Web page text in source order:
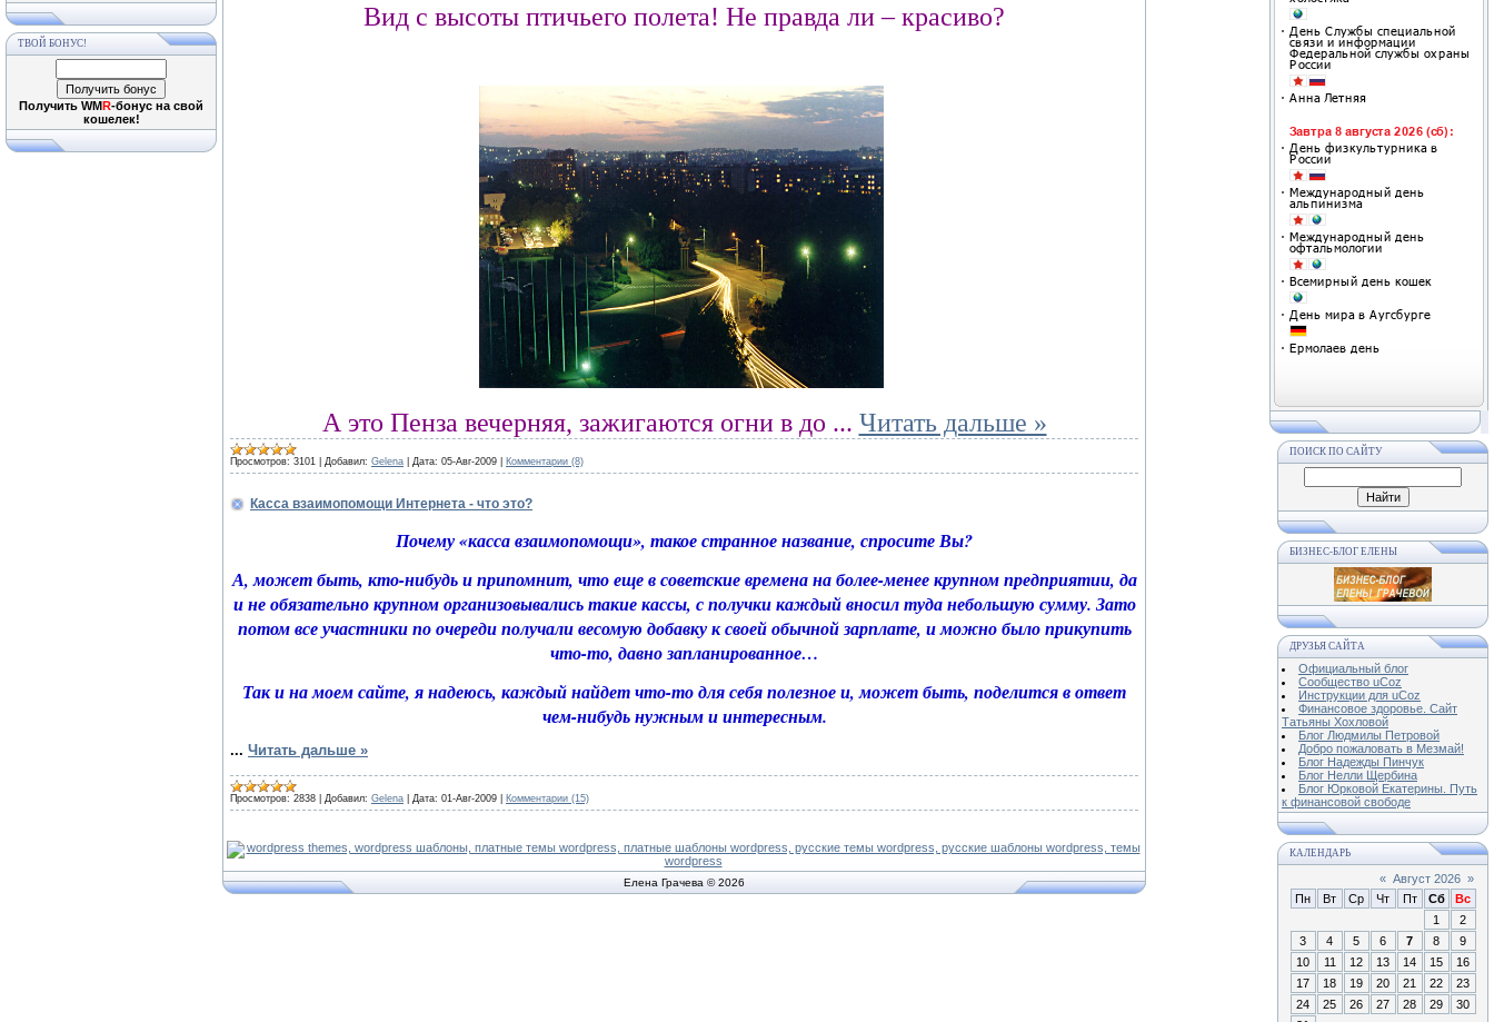
ТВОЙ БОНУС!
Получить WMR-бонус на свой
кошелек!
Вид с высоты птичьего полета! Не правда ли – красиво?
А это Пенза вечерняя, зажигаются огни в до ... Читать дальше »
Просмотров: 3101 Добавил: Gelena Дата: 05-Авг-2009 Комментарии (8)
Касса взаимопомощи Интернета - что это?
Почему «касса взаимопомощи», такое странное название, спросите Вы?
А, может быть, кто-нибудь и припомнит, что еще в советские времена на более-менее крупном предприятии, да
и не обязательно крупном организовывались такие кассы, с получки каждый вносил туда небольшую сумму. Зато
потом все участники по очереди получали весомую добавку к своей обычной зарплате, и можно было прикупить
что-то, давно запланированное…
Так и на моем сайте, я надеюсь, каждый найдет что-то для себя полезное и, может быть, поделится в ответ
чем-нибудь нужным и интересным.
... Читать дальше »
Просмотров: 2838 Добавил: Gelena Дата: 01-Авг-2009 Комментарии (15)
Елена Грачева © 2026
ПОИСК ПО САЙТУ
БИЗНЕС-БЛОГ ЕЛЕНЫ
ДРУЗЬЯ САЙТА
Официальный блог
Сообщество uCoz
Инструкции для uCoz
Финансовое здоровье. Сайт
Татьяны Хохловой
Блог Людмилы Петровой
Добро пожаловать в Мезмай!
Блог Надежды Пинчук
Блог Нелли Щербина
Блог Юрковой Екатерины. Путь
к финансовой свободе
КАЛЕНДАРЬ
« Август 2026 »
Пн
Вт Ср Чт Пт Сб
Вс
1
2
3
4 5 6 7 8
9
10
11 12 13 14 15
16
17
18 19 20 21 22
23
24
25 26 27 28 29
30